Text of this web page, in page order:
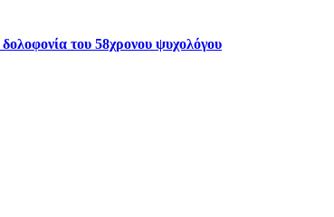
του 58χρονου ψυχολόγου